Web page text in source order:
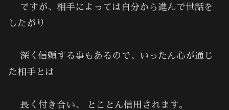
ですが、相手によっては自分から進んで世話を
したがり
深く信頼する事もあるので、いったん心が通じ
た相手とは
長く付き合い、 とことん信用されます。